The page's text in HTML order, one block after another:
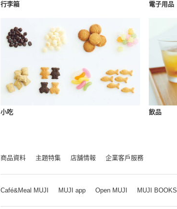
行李箱 電子用品
小吃 飲品
商品資料 主題特集 店舗情報 企業客戶服務
Café&Meal MUJI MUJI app Open MUJI MUJI BOOKS